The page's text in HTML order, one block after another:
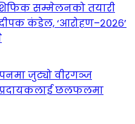
सम्मेलनको तयारी
कंडेल, ‘आरोहण–२०२६’
जुट्यो वीरगञ्ज
छलफलमा